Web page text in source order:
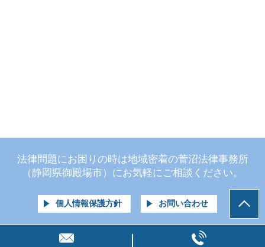
法律問題にお困りの時は地域密着の菅沼法律事務所
（静岡県御殿場市）にお気軽にご相談ください。
個人情報保護方針 お問い合わせ